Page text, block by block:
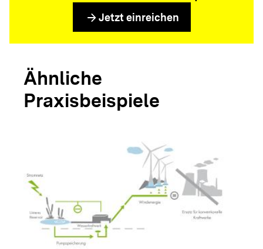
arrow_forward Jetzt einreichen
Ähnliche
Praxisbeispiele